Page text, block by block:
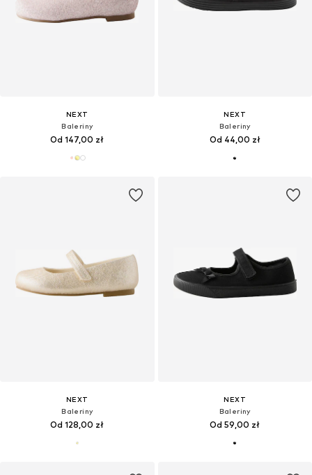
NEXT
Baleriny
Od 147,00 zł
NEXT
Baleriny
Od 44,00 zł
NEXT
Baleriny
Od 128,00 zł
NEXT
Baleriny
Od 59,00 zł